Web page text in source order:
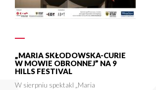
„MARIA SKŁODOWSKA-CURIE
W MOWIE OBRONNEJ” NA 9
HILLS FESTIVAL
W sierpniu spektakl „Maria